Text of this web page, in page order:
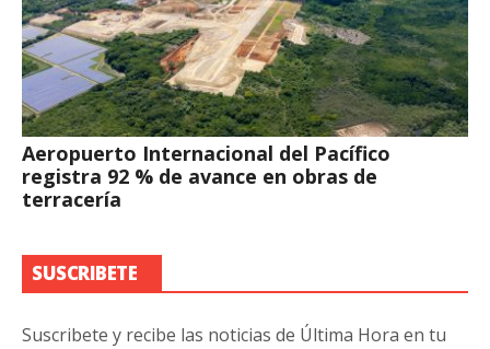
Aeropuerto Internacional del Pacífico
registra 92 % de avance en obras de
terracería
SUSCRIBETE
Suscribete y recibe las noticias de Última Hora en tu